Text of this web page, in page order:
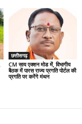
छत्तीसगढ़
CM साय एक्शन मोड में, विभागीय
बैठक में पारस राज्य प्रगति पोर्टल की
प्रगति पर करेंगे मंथन